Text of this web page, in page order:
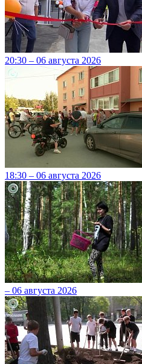
20:30 – 06 августа 2026
18:30 – 06 августа 2026
– 06 августа 2026